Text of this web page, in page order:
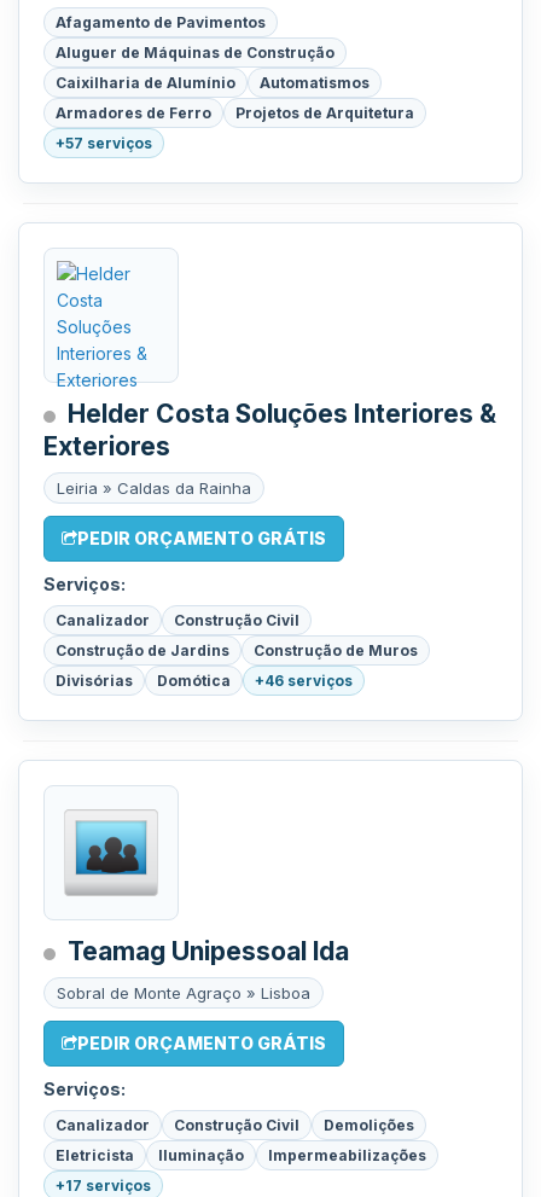
Afagamento de Pavimentos
Aluguer de Máquinas de Construção
Caixilharia de Alumínio
Automatismos
Armadores de Ferro
Projetos de Arquitetura
+57 serviços
Helder Costa Soluções Interiores &
Exteriores
Leiria » Caldas da Rainha
PEDIR ORÇAMENTO GRÁTIS
Serviços:
Canalizador
Construção Civil
Construção de Jardins
Construção de Muros
Divisórias
Domótica +46 serviços
Teamag Unipessoal lda
Sobral de Monte Agraço » Lisboa
PEDIR ORÇAMENTO GRÁTIS
Serviços:
Canalizador Construção Civil
Demolições
Eletricista
Iluminação
Impermeabilizações
+17 serviços